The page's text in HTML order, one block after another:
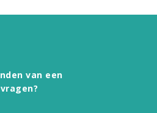
van een